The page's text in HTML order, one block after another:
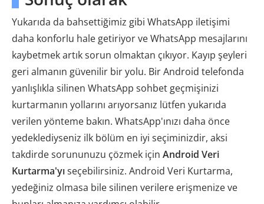
Yukarıda da bahsettiğimiz gibi WhatsApp iletişimi
daha konforlu hale getiriyor ve WhatsApp mesajlarını
kaybetmek artık sorun olmaktan çıkıyor. Kayıp şeyleri
geri almanın güvenilir bir yolu. Bir Android telefonda
yanlışlıkla silinen WhatsApp sohbet geçmişinizi
kurtarmanın yollarını arıyorsanız lütfen yukarıda
verilen yönteme bakın. WhatsApp'ınızı daha önce
yedeklediyseniz ilk bölüm en iyi seçiminizdir, aksi
takdirde sorununuzu çözmek için Android Veri
Kurtarma'yıseçebilirsiniz. Android Veri Kurtarma,
yedeğiniz olmasa bile silinen verilere erişmenize ve